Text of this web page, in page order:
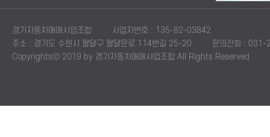
경기자동차매매사업조합
사업자번호 : 135-82-03842
주소 : 경기도 수원시 팔달구 팔달문로 114번길 25-20
문의전화 :
Copyrightsⓒ 2019 by 경기자동차매매사업조합 All Rights Reserved